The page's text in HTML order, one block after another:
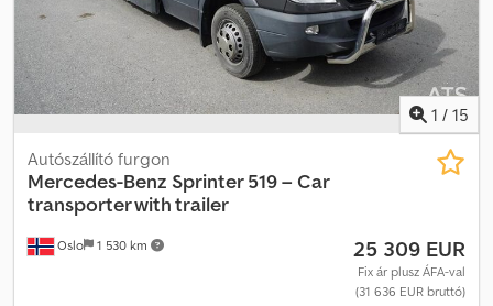
1 / 15
Oslo 1 530 km
Autószállító furgon
Mercedes-Benz Sprinter 519 – Car
transporter with trailer
25 309 EUR
Fix ár plusz ÁFA-val
(31 636 EUR bruttó)